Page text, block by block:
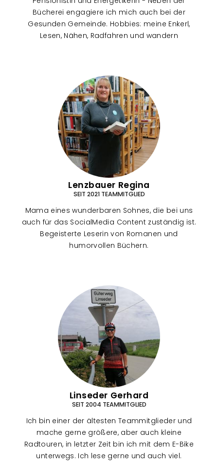
Bücherei engagiere ich mich auch bei der
Gesunden Gemeinde. Hobbies: meine Enkerl,
Lesen, Nähen, Radfahren und wandern
Lenzbauer Regina
SEIT 2021 TEAMMITGLIED
Mama eines wunderbaren Sohnes, die bei uns
auch für das SocialMedia Content zuständig ist.
Begeisterte Leserin von Romanen und
humorvollen Büchern.
Linseder Gerhard
SEIT 2004 TEAMMITGLIED
Ich bin einer der ältesten Teammitglieder und
mache gerne größere, aber auch kleine
Radtouren, in letzter Zeit bin ich mit dem E-Bike
unterwegs. Ich lese gerne und auch viel.